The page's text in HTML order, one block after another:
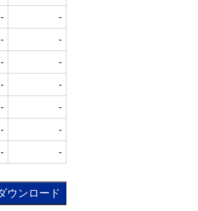
- -
- -
- -
- -
- -
- -
- -